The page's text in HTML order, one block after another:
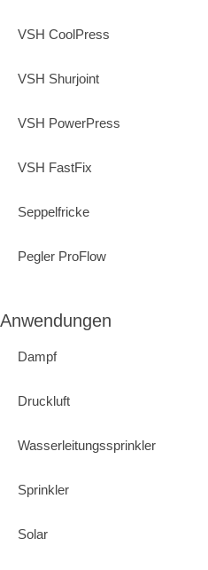
VSH CoolPress
VSH Shurjoint
VSH PowerPress
VSH FastFix
Seppelfricke
Pegler ProFlow
Anwendungen
Dampf
Druckluft
Wasserleitungssprinkler
Sprinkler
Solar